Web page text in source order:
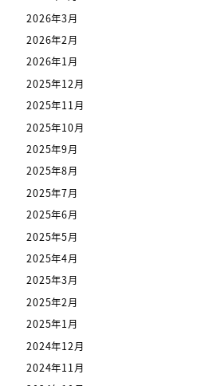
2026年3月
2026年2月
2026年1月
2025年12月
2025年11月
2025年10月
2025年9月
2025年8月
2025年7月
2025年6月
2025年5月
2025年4月
2025年3月
2025年2月
2025年1月
2024年12月
2024年11月